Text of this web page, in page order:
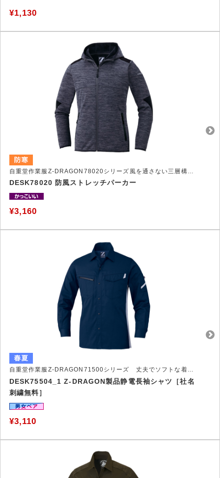
¥1,130
自重堂作業服Z-DRAGON78020シリーズ風を通さない三層構造素材を使用した防風パーカー
DESK78020 防風ストレッチパーカー
¥3,160
自重堂作業服Z-DRAGON71500シリーズ 丈夫でソフトな着心地作業服
DESK75504_1 Z-DRAGON製品静電長袖シャツ［社名
刺繍無料］
¥3,110